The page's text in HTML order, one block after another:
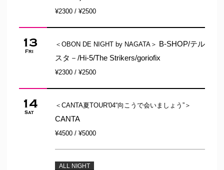
¥2300 / ¥2500
13
Fri
＜OBON DE NIGHT by NAGATA＞ B-SHOP/テル
スタ－/Hi-5/The Strikers/goriofix
¥2300 / ¥2500
14
Sat
＜CANTA夏TOUR'04“向こうで会いましょう”＞
CANTA
¥4500 / ¥5000
ALL NIGHT